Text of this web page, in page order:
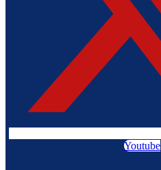
Youtube